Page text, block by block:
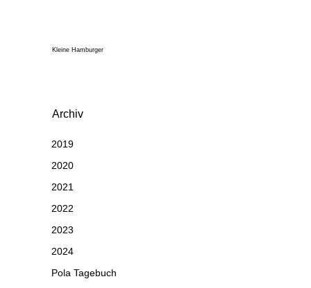
Kleine Hamburger
Archiv
2019
2020
2021
2022
2023
2024
Pola Tagebuch